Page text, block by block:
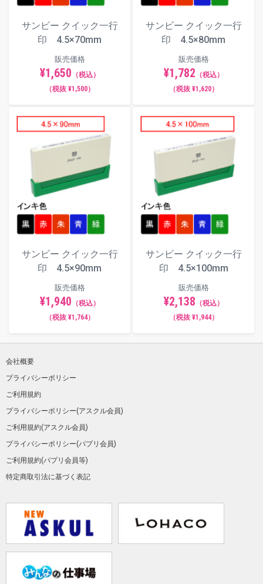
サンビー クイック一行
印 4.5×70mm
販売価格
¥1,650 （税込）
（税抜 ¥1,500）
サンビー クイック一行
印 4.5×80mm
販売価格
¥1,782 （税込）
（税抜 ¥1,620）
サンビー クイック一行
印 4.5×90mm
販売価格
¥1,940 （税込）
（税抜 ¥1,764）
サンビー クイック一行
印 4.5×100mm
販売価格
¥2,138 （税込）
（税抜 ¥1,944）
会社概要
プライバシーポリシー
ご利用規約
プライバシーポリシー(アスクル会員)
ご利用規約(アスクル会員)
プライバシーポリシー(パプリ会員)
ご利用規約(パプリ会員等)
特定商取引法に基づく表記